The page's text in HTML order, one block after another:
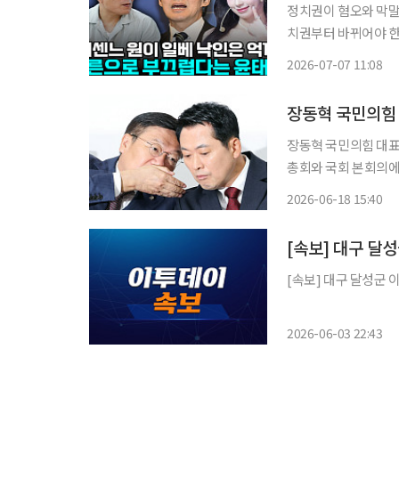
정치권이 혐오와 막
치권부터 바뀌어야
2026-07-07 11:08
장동혁 국민의
장동혁 국민의힘 대
총회와 국회 본회의에 모두 참석하지 못했
2026-06-18 15:40
[속보] 대구 달
[속보] 대구 달성군
2026-06-03 22:43